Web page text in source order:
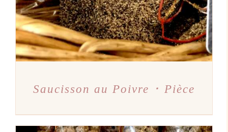
Saucisson au Poivre ･ Pièce